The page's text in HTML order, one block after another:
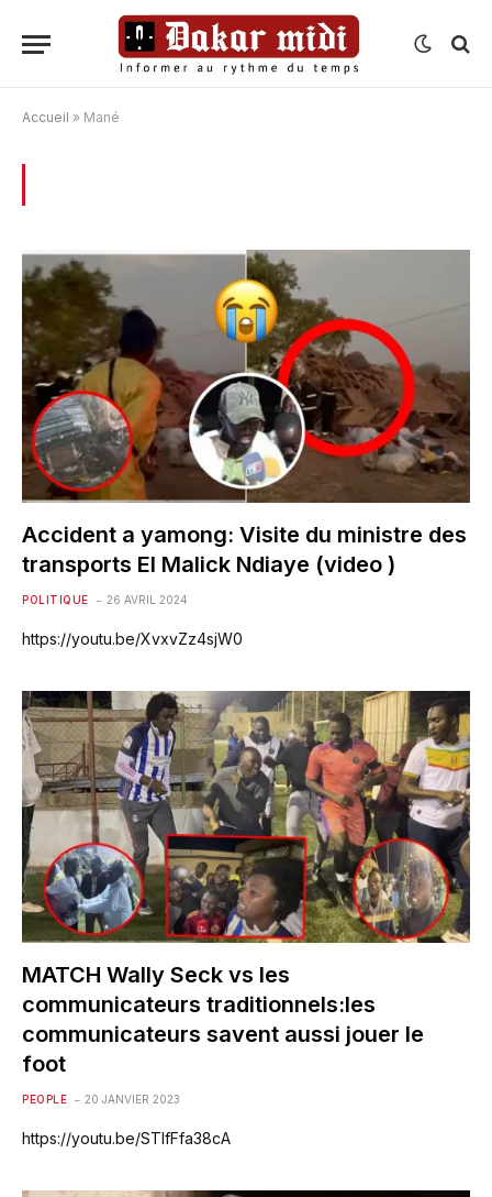
Accueil » Mané
Accident a yamong: Visite du ministre des
transports El Malick Ndiaye (video )
POLITIQUE 26 AVRIL 2024
https://youtu.be/XvxvZz4sjW0
MATCH Wally Seck vs les
communicateurs traditionnels:les
communicateurs savent aussi jouer le
foot
PEOPLE 20 JANVIER 2023
https://youtu.be/STIfFfa38cA